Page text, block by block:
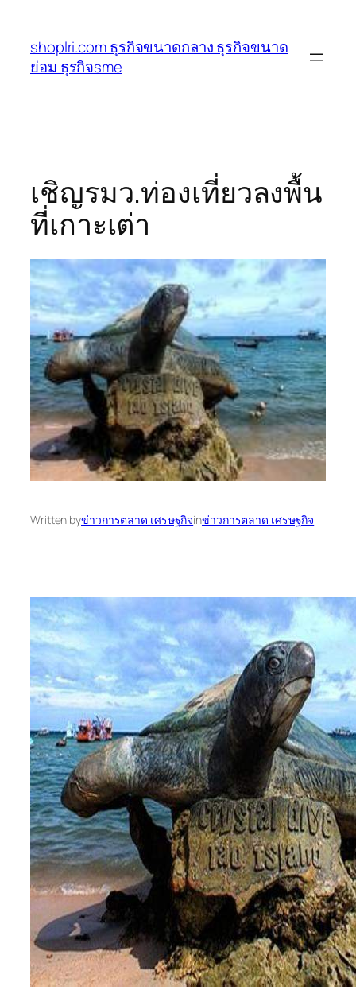
เนื้อหา
shoplri.com ธุรกิจขนาดกลาง ธุรกิจขนาด
ย่อม ธุรกิจsme
เชิญรมว.ท่องเที่ยวลงพื้น
ที่เกาะเต่า
Written byข่าวการตลาด เศรษฐกิจinข่าวการตลาด เศรษฐกิจ